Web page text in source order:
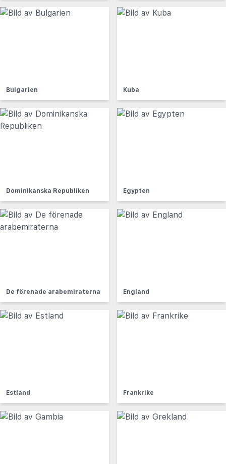
Bulgarien Kuba
Dominikanska Republiken Egypten
De förenade arabemiraterna England
Estland Frankrike